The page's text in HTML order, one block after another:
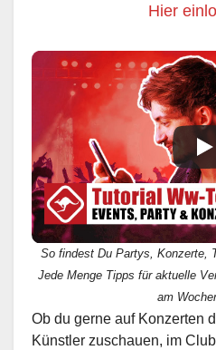
Hier
So findest Du Partys, Konzerte,
Jede Menge Tipps für aktuelle
am
Ob du gerne auf Konzerten
Künstler zuschauen, im